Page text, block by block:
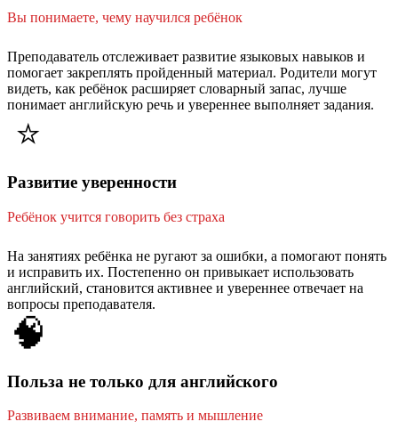
Вы понимаете, чему научился ребёнок
Преподаватель отслеживает развитие языковых навыков и
помогает закреплять пройденный материал. Родители могут
видеть, как ребёнок расширяет словарный запас, лучше
понимает английскую речь и увереннее выполняет задания.
⭐
Развитие уверенности
Ребёнок учится говорить без страха
На занятиях ребёнка не ругают за ошибки, а помогают понять
и исправить их. Постепенно он привыкает использовать
английский, становится активнее и увереннее отвечает на
вопросы преподавателя.
🧠
Польза не только для английского
Развиваем внимание, память и мышление